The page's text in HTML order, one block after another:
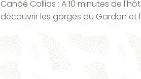
Canöé Collias : A 10 minutes de
découvrir les gorges du Gardon et